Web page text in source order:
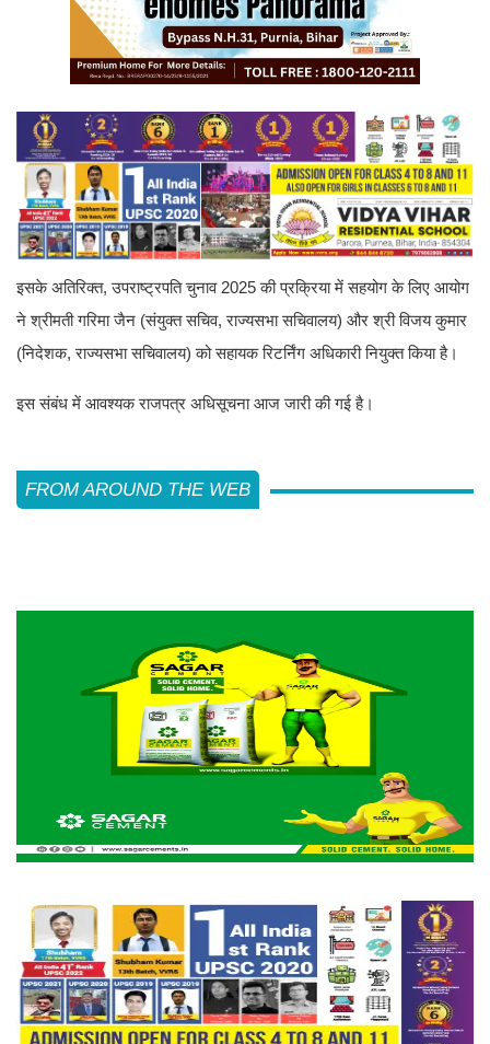
इसके अतिरिक्त, उपराष्ट्रपति चुनाव 2025 की प्रक्रिया में सहयोग के लिए आयोग
ने श्रीमती गरिमा जैन (संयुक्त सचिव, राज्यसभा सचिवालय) और श्री विजय कुमार
(निदेशक, राज्यसभा सचिवालय) को सहायक रिटर्निंग अधिकारी नियुक्त किया है।
इस संबंध में आवश्यक राजपत्र अधिसूचना आज जारी की गई है।
FROM AROUND THE WEB